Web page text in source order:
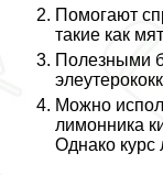
Помогают
такие как
Полезными
Можно
лимонника
Однако курс